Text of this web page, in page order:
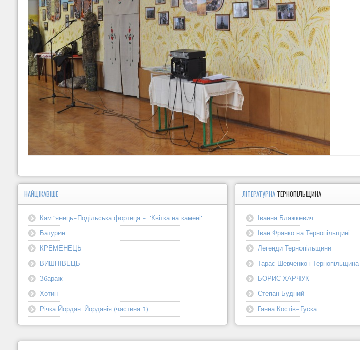
НАЙЦІКАВІШЕ
Кам`янець-Подільська фортеця - "Квітка на камені"
Батурин
КРЕМЕНЕЦЬ
ВИШНІВЕЦЬ
Збараж
Хотин
Річка Йордан. Йорданія (частина 3)
ЛІТЕРАТУРНА ТЕРНОПІЛЬЩИНА
Іванна Блажкевич
Іван Франко на Тернопільщині
Легенди Тернопільщини
Тарас Шевченко і Тернопільщина
БОРИС ХАРЧУК
Степан Будний
Ганна Костів-Гуска